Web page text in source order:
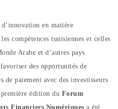
en matière
compétences tunisiennes et celles
Arabe et d’autres pays
des opportunités de
de paiement avec des investisseurs
édition du Forum
Financiers Numériques a été